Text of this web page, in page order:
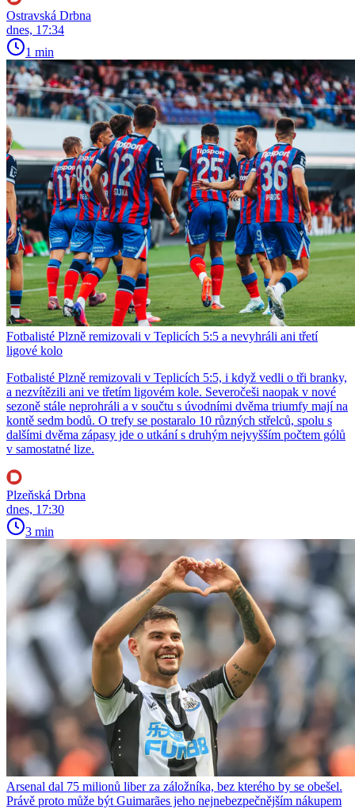
Ostravská Drbna
dnes, 17:34
1 min
Fotbalisté Plzně remizovali v Teplicích 5:5 a nevyhráli ani třetí
ligové kolo
Fotbalisté Plzně remizovali v Teplicích 5:5, i když vedli o tři branky,
a nezvítězili ani ve třetím ligovém kole. Severočeši naopak v nové
sezoně stále neprohráli a v součtu s úvodními dvěma triumfy mají na
kontě sedm bodů. O trefy se postaralo 10 různých střelců, spolu s
dalšími dvěma zápasy jde o utkání s druhým nejvyšším počtem gólů
v samostatné lize.
Plzeňská Drbna
dnes, 17:30
3 min
Arsenal dal 75 milionů liber za záložníka, bez kterého by se obešel.
Právě proto může být Guimarães jeho nejnebezpečnějším nákupem